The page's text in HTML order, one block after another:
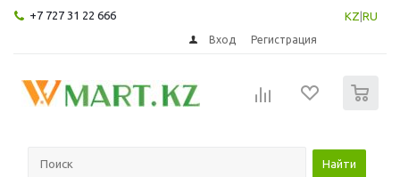
+7 727 31 22 666 KZ RU
Вход Регистрация
Найти